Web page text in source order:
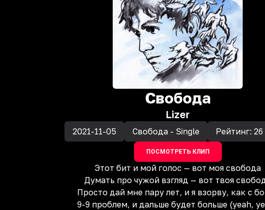
Свобода
Lizer
2021-11-05 Свобода - Single Рейтинг: 26
ПОСМОТРЕТЬ КЛИП
Этот бит и мой голос — вот моя свобода
Думать про чужой взгляд — вот твоя
Просто дай мне пару лет, и я взорву, как с
9-9 проблем, и дальше будет больше (yeah,